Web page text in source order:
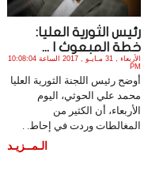
رئيس الثورية العليا:
خطة المبعوث ا ...
الأربعاء , 31 مـايـو , 2017 الساعة 10:08:04
PM
أوضح رئيس اللجنة الثورية العليا
محمد علي الحوثي، اليوم
الأربعاء، أن الكثير من
المغالطات وردت في إحاط. .
الـمــزيـد